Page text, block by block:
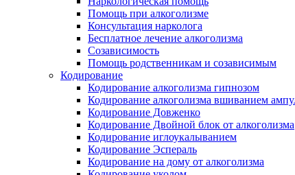
Помощь при алкоголизме
Консультация нарколога
Бесплатное лечение алкоголизма
Созависимость
Помощь родственникам и созависимым
Кодирование
Кодирование алкоголизма гипнозом
Кодирование алкоголизма вшиванием
Кодирование Довженко
Кодирование Двойной блок от алкоголизма
Кодирование иглоукалыванием
Кодирование Эспераль
Кодирование на дому от алкоголизма